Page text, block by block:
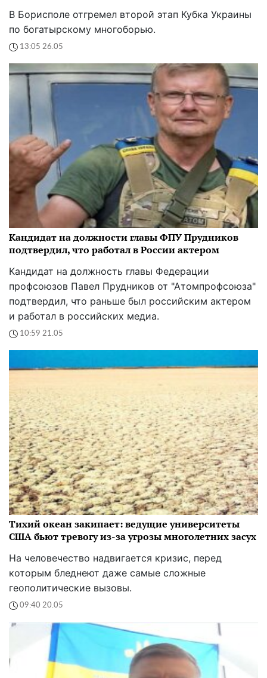
В Борисполе отгремел второй этап Кубка Украины
по богатырскому многоборью.
13:05 26.05
Кандидат на должности главы ФПУ Прудников
подтвердил, что работал в России актером
Кандидат на должность главы Федерации
профсоюзов Павел Прудников от "Атомпрофсоюза"
подтвердил, что раньше был российским актером
и работал в российских медиа.
10:59 21.05
Тихий океан закипает: ведущие университеты
США бьют тревогу из-за угрозы многолетних засух
На человечество надвигается кризис, перед
которым бледнеют даже самые сложные
геополитические вызовы.
09:40 20.05